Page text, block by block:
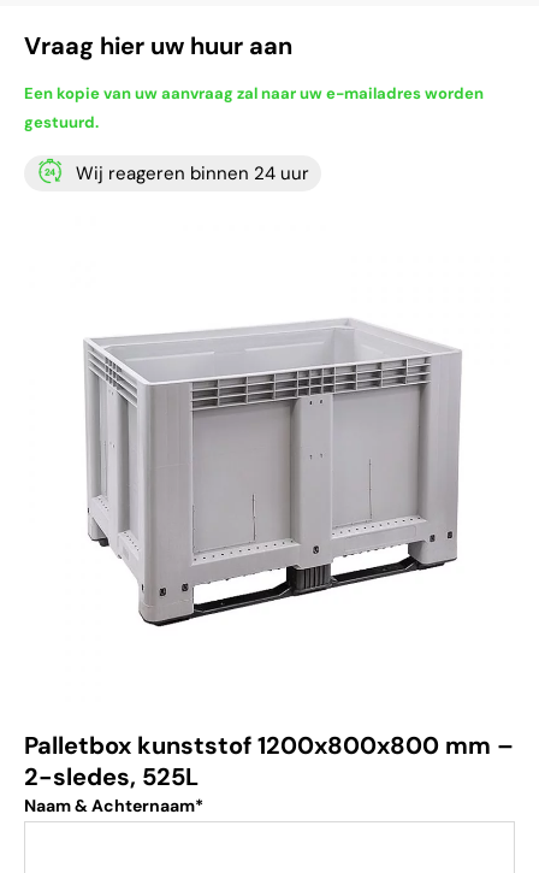
Vraag hier uw huur aan
Een kopie van uw aanvraag zal naar uw e-mailadres worden
gestuurd.
Wij reageren binnen 24 uur
Palletbox kunststof 1200x800x800 mm –
2-sledes, 525L
Naam & Achternaam*